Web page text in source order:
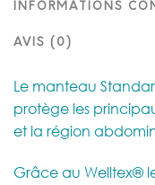
INFORMATIONS
AVIS (0)
Le manteau
protège les
et la région
Grâce au Welltex®